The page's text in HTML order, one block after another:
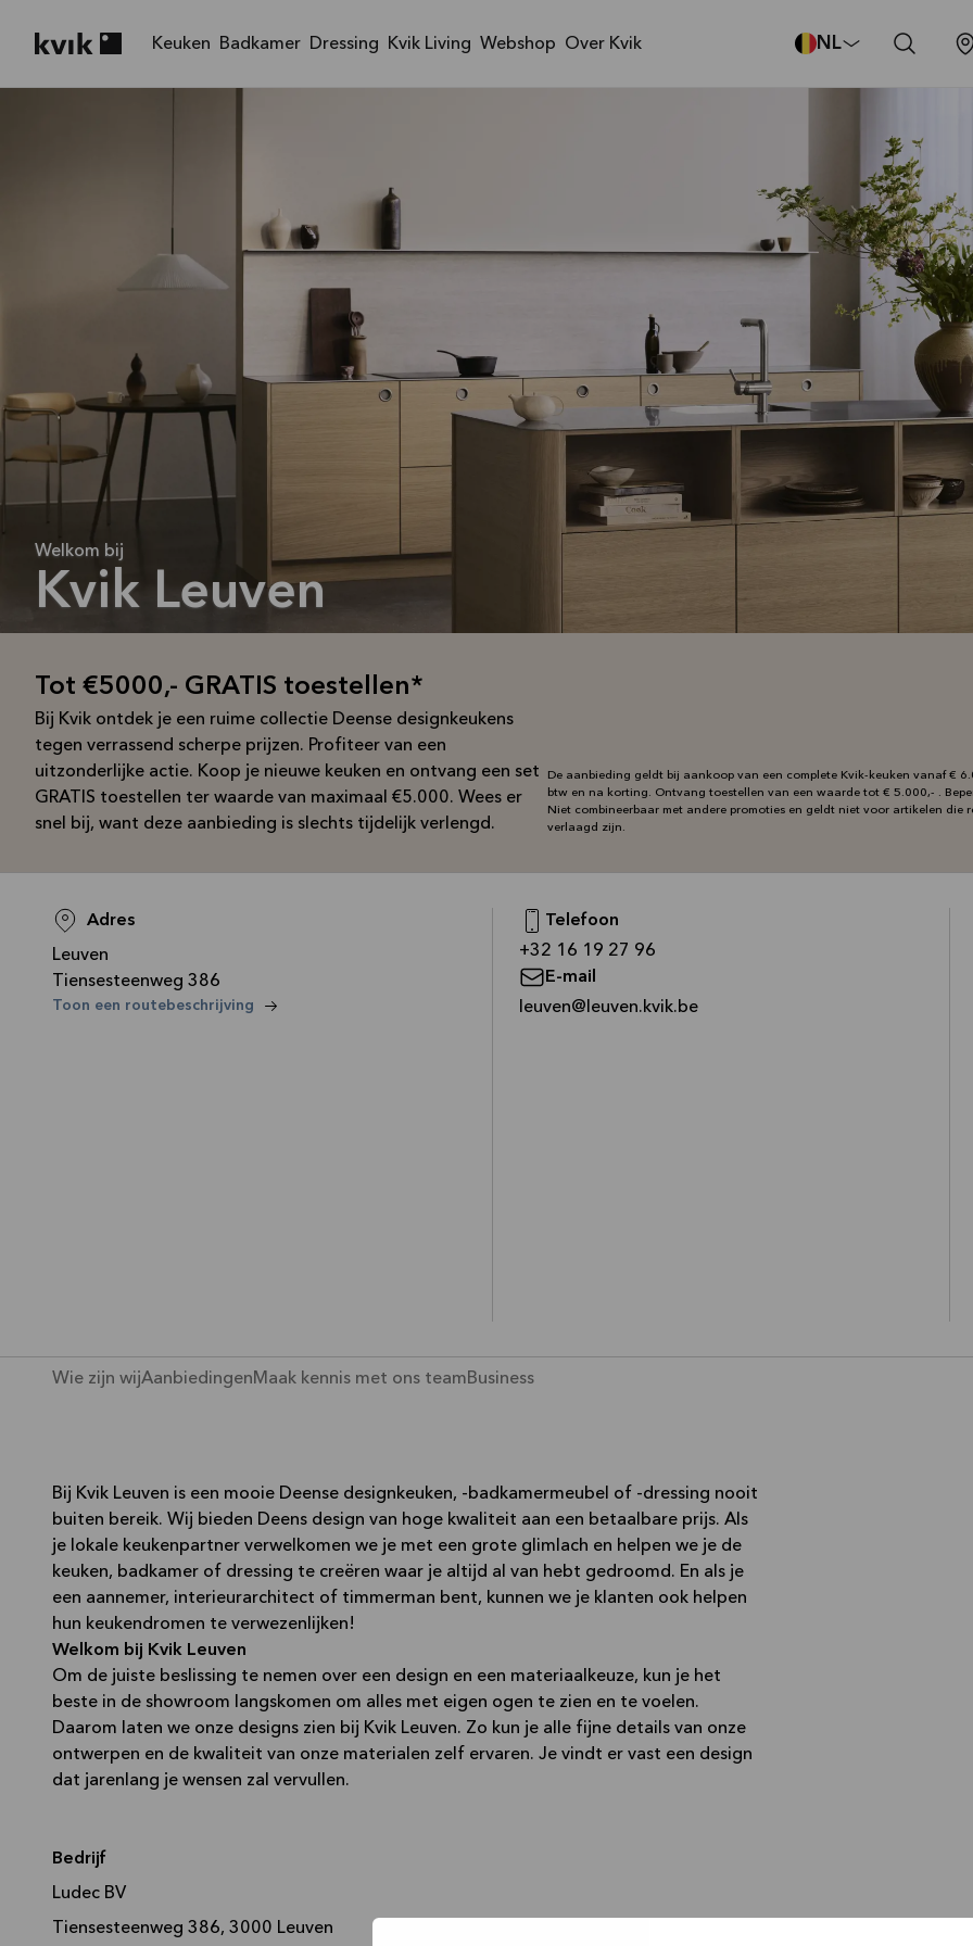
Keuken Badkamer Dressing Kvik Living Webshop Over Kvik NL
Welkom bij
Kvik Leuven
Tot €5000,- GRATIS toestellen*
Bij Kvik ontdek je een ruime collectie Deense designkeukens
tegen verrassend scherpe prijzen. Profiteer van een
uitzonderlijke actie. Koop je nieuwe keuken en ontvang een set
GRATIS toestellen ter waarde van maximaal €5.000. Wees er
snel bij, want deze aanbieding is slechts tijdelijk verlengd.
De aanbieding geldt bij aankoop van een complete Kvik-keuken vanaf €
btw en na korting. Ontvang toestellen van een waarde tot € 5.000,- .
Niet combineerbaar met andere promoties en geldt niet voor artikelen die
verlaagd zijn.
Adres
Leuven
Tiensesteenweg 386
Toon een routebeschrijving
Telefoon
+32 16 19 27 96
E-mail
leuven@leuven.kvik.be
Wie zijn wijAanbiedingen Maak kennis met ons teamBusiness
Bij Kvik Leuven is een mooie Deense designkeuken, -badkamermeubel of -dressing nooit
buiten bereik. Wij bieden Deens design van hoge kwaliteit aan een betaalbare prijs. Als
je lokale keukenpartner verwelkomen we je met een grote glimlach en helpen we je de
keuken, badkamer of dressing te creëren waar je altijd al van hebt gedroomd. En als je
een aannemer, interieurarchitect of timmerman bent, kunnen we je klanten ook helpen
hun keukendromen te verwezenlijken!
Welkom bij Kvik Leuven
Om de juiste beslissing te nemen over een design en een materiaalkeuze, kun je het
beste in de showroom langskomen om alles met eigen ogen te zien en te voelen.
Daarom laten we onze designs zien bij Kvik Leuven. Zo kun je alle fijne details van onze
ontwerpen en de kwaliteit van onze materialen zelf ervaren. Je vindt er vast een design
dat jarenlang je wensen zal vervullen.
Bedrijf
Ludec BV
Tiensesteenweg 386, 3000 Leuven